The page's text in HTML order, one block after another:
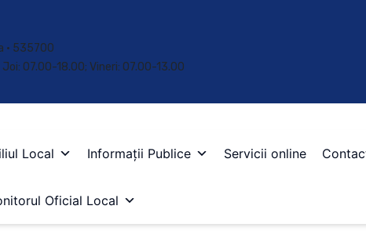
• 535700
07.00-18.00; Vineri: 07.00-13.00
Local Informații Publice Servicii online
Oficial Local